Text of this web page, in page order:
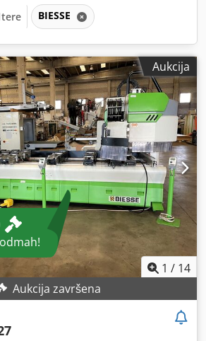
BIESSE
Aukcija
1 / 14
Aukcija završena